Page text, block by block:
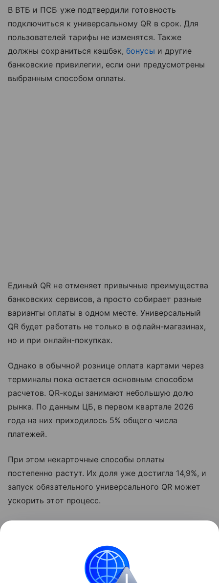
В ВТБ и ПСБ уже подтвердили готовность
подключиться к универсальному QR в срок. Для
пользователей тарифы не изменятся. Также
должны сохраниться кэшбэк,бонусы и другие
банковские привилегии, если они предусмотрены
выбранным способом оплаты.
Единый QR не отменяет привычные преимущества
банковских сервисов, а просто собирает разные
варианты оплаты в одном месте. Универсальный
QR будет работать не только в офлайн-магазинах,
но и при онлайн-покупках.
Однако в обычной рознице оплата картами через
терминалы пока остается основным способом
расчетов. QR-коды занимают небольшую долю
рынка. По данным ЦБ, в первом квартале 2026
года на них приходилось 5% общего числа
платежей.
При этом некарточные способы оплаты
постепенно растут. Их доля уже достигла 14,9%, и
запуск обязательного универсального QR может
ускорить этот процесс.
Покупатель сканирует один код, выбирает
удобный способ оплаты и подтверждает платеж.